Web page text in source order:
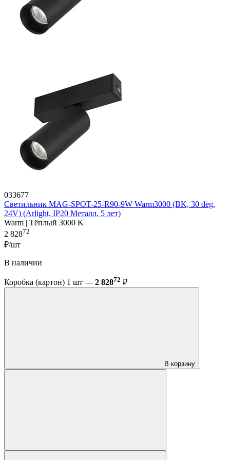
033677
Светильник MAG-SPOT-25-R90-9W Warm3000 (BK, 30 deg,
24V) (Arlight, IP20 Металл, 5 лет)
Warm | Тёплый 3000 K
2 82872
₽/шт
В наличии
Коробка (картон) 1 шт — 2 82872 ₽
В корзину